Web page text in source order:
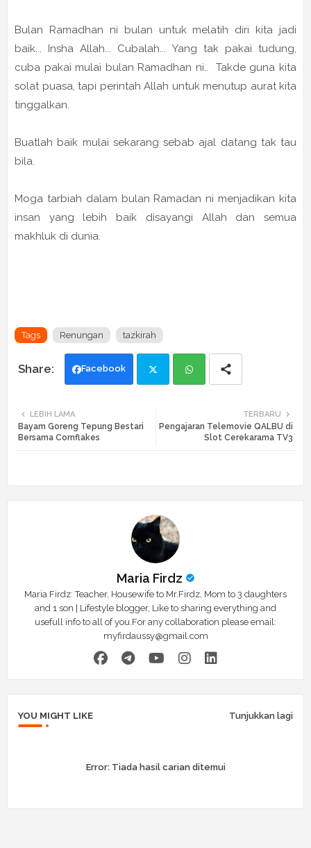
Bulan Ramadhan ni bulan untuk melatih diri kita jadi
baik... Insha Allah... Cubalah... Yang tak pakai tudung,
cuba pakai mulai bulan Ramadhan ni.. Takde guna kita
solat puasa, tapi perintah Allah untuk menutup aurat kita
tinggalkan.
Buatlah baik mulai sekarang sebab ajal datang tak tau
bila.
Moga tarbiah dalam bulan Ramadan ni menjadikan kita
insan yang lebih baik disayangi Allah dan semua
makhluk di dunia.
Tags Renungan tazkirah
Facebook
tte ats
TERBARU
Pengajaran Telemovie QALBU di
Slot Cerekarama TV3
LEBIH LAMA
Bayam Goreng Tepung Bestari
Bersama Cornflakes
Maria Firdz
Maria Firdz: Teacher, Housewife to Mr.Firdz, Mom to 3 daughters
and 1 son | Lifestyle blogger, Like to sharing everything and
usefull info to all of you.For any collaboration please email:
myfirdaussy@gmail.com
YOU MIGHT LIKE Tunjukkan lagi
Error:Tiada hasil carian ditemui